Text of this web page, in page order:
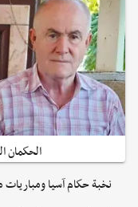
الحكمان
نخبة حكام آسيا ومباريات